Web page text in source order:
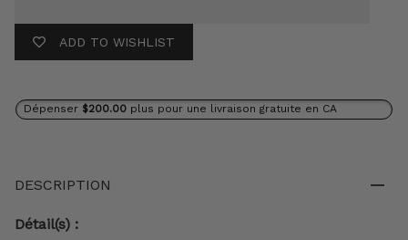
ADD TO WISHLIST
Dépenser $200.00 plus pour une livraison gratuite en CA
DESCRIPTION
Détail(s) :